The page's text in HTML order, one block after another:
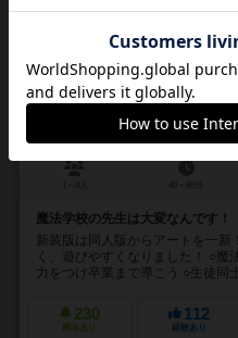
ディシプリン ～ジェレミ
魔法学校の先生は大変なんです！
新装版は同人版からアートを一新
く、遊びやすくなりました！ ○魔
力をつけ卒業まで導こう ○生徒同
230
興味あり
112
経験あり